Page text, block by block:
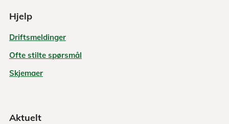
Hjelp
Driftsmeldinger
Ofte stilte spørsmål
Skjemaer
Aktuelt